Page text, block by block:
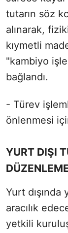
tutarın söz
alınarak,
kıymetli
"kambiyo
bağlandı.
- Türev
önlenmesi
YURT DIŞI
Yurt
aracılık
yetkili kuruluş